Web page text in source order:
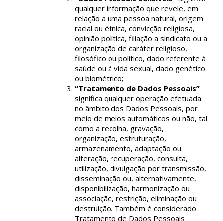
qualquer informação que revele, em
relação a uma pessoa natural, origem
racial ou étnica, convicção religiosa,
opinião política, filiação a sindicato ou a
organização de caráter religioso,
filosófico ou político, dado referente à
saúde ou à vida sexual, dado genético
ou biométrico;
“Tratamento de Dados Pessoais”
significa qualquer operação efetuada
no âmbito dos Dados Pessoais, por
meio de meios automáticos ou não, tal
como a recolha, gravação,
organização, estruturação,
armazenamento, adaptação ou
alteração, recuperação, consulta,
utilização, divulgação por transmissão,
disseminação ou, alternativamente,
disponibilização, harmonização ou
associação, restrição, eliminação ou
destruição. Também é considerado
Tratamento de Dados Pessoais